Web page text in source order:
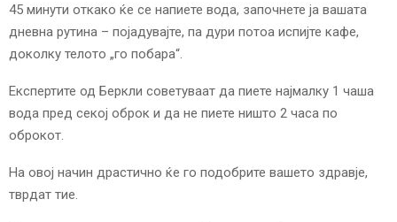
45 минути откако ќе се напиете вода, започнете ја вашата
дневна рутина – појадувајте, па дури потоа испијте кафе,
доколку телото „го побара“.
Експертите од Беркли советуваат да пиете најмалку 1 чаша
вода пред секој оброк и да не пиете ништо 2 часа по
оброкот.
На овој начин драстично ќе го подобрите вашето здравје,
тврдат тие.